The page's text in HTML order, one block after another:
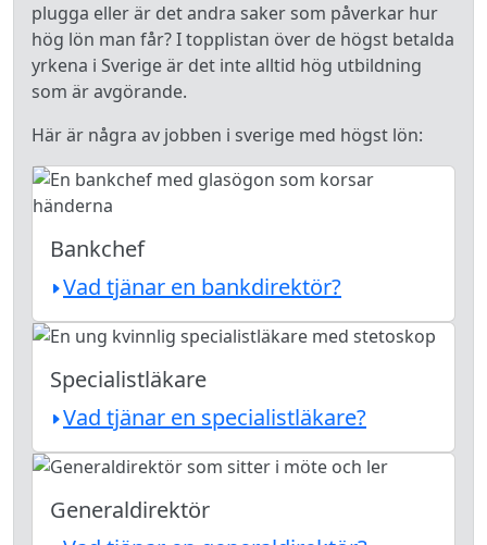
plugga eller är det andra saker som påverkar hur
hög lön man får? I topplistan över de högst betalda
yrkena i Sverige är det inte alltid hög utbildning
som är avgörande.
Här är några av jobben i sverige med högst lön:
Bankchef
Vad tjänar en bankdirektör?
Specialistläkare
Vad tjänar en specialistläkare?
Generaldirektör